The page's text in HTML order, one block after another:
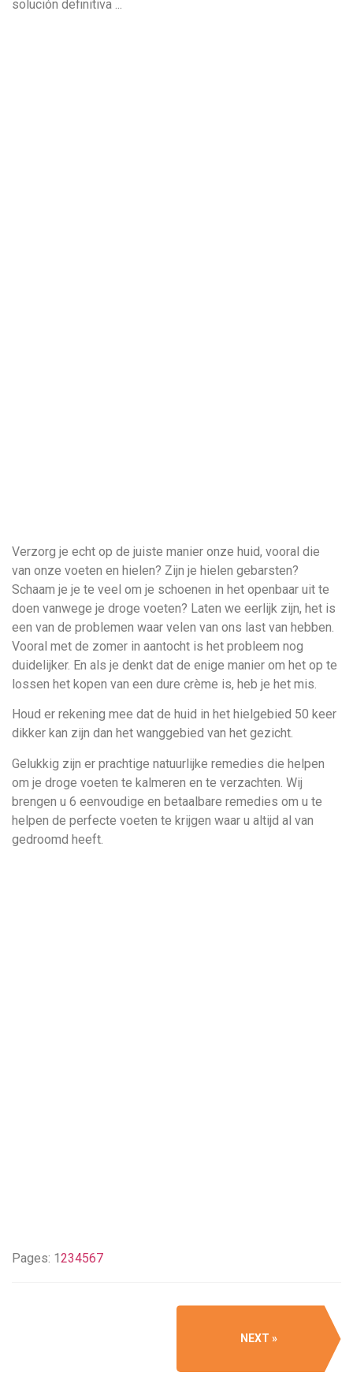
Verzorg je echt op de juiste manier onze huid, vooral die
van onze voeten en hielen? Zijn je hielen gebarsten?
Schaam je je te veel om je schoenen in het openbaar uit te
doen vanwege je droge voeten? Laten we eerlijk zijn, het is
een van de problemen waar velen van ons last van hebben.
Vooral met de zomer in aantocht is het probleem nog
duidelijker. En als je denkt dat de enige manier om het op te
lossen het kopen van een dure crème is, heb je het mis.
Houd er rekening mee dat de huid in het hielgebied 50 keer
dikker kan zijn dan het wanggebied van het gezicht.
Gelukkig zijn er prachtige natuurlijke remedies die helpen
om je droge voeten te kalmeren en te verzachten. Wij
brengen u 6 eenvoudige en betaalbare remedies om u te
helpen de perfecte voeten te krijgen waar u altijd al van
gedroomd heeft.
Pages: 1 234567
NEXT